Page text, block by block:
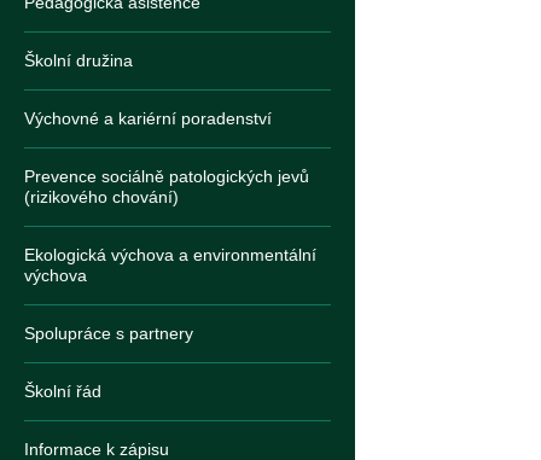
Školní družina
Výchovné a kariérní poradenství
Prevence sociálně patologických jevů
(rizikového chování)
Ekologická výchova a environmentální
výchova
Spolupráce s partnery
Školní řád
Informace k zápisu